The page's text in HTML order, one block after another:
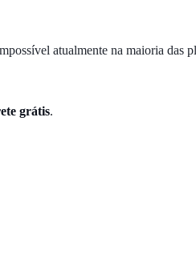
atualmente na maioria das
grátis.